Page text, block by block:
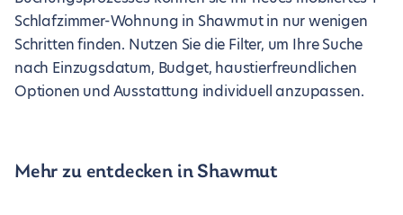
Schlafzimmer-Wohnung in Shawmut in nur wenigen
Schritten finden. Nutzen Sie die Filter, um Ihre Suche
nach Einzugsdatum, Budget, haustierfreundlichen
Optionen und Ausstattung individuell anzupassen.
Mehr zu entdecken in Shawmut